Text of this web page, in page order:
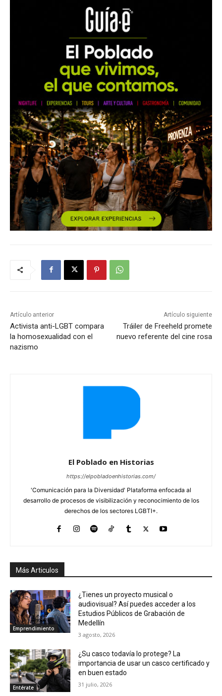
Artículo anterior
Activista anti-LGBT compara
la homosexualidad con el
nazismo
Artículo siguiente
Tráiler de Freeheld promete
nuevo referente del cine rosa
El Poblado en Historias
https://elpobladoenhistorias.com/
'Comunicación para la Diversidad' Plataforma enfocada al
desarrollo de procesos de visibilización y reconocimiento de los
derechos de los sectores LGBTI+.
Más Articulos
Emprendimiento
¿Tienes un proyecto musical o
audiovisual? Así puedes acceder a los
Estudios Públicos de Grabación de
Medellín
3 agosto, 2026
Entérate
¿Su casco todavía lo protege? La
importancia de usar un casco certificado y
en buen estado
31 julio, 2026